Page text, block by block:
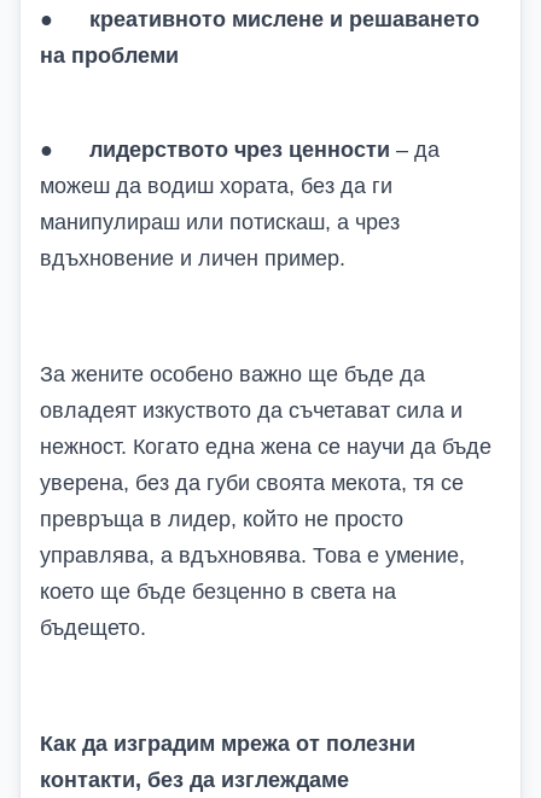
●
креативното мислене и решаването
на проблеми
● лидерството чрез ценности – да
можеш да водиш хората, без да ги
манипулираш или потискаш, а чрез
вдъхновение и личен пример.
За жените особено важно ще бъде да
овладеят изкуството да съчетават сила и
нежност. Когато една жена се научи да бъде
уверена, без да губи своята мекота, тя се
превръща в лидер, който не просто
управлява, а вдъхновява. Това е умение,
което ще бъде безценно в света на
бъдещето.
Как да изградим мрежа от полезни
контакти, без да изглеждаме